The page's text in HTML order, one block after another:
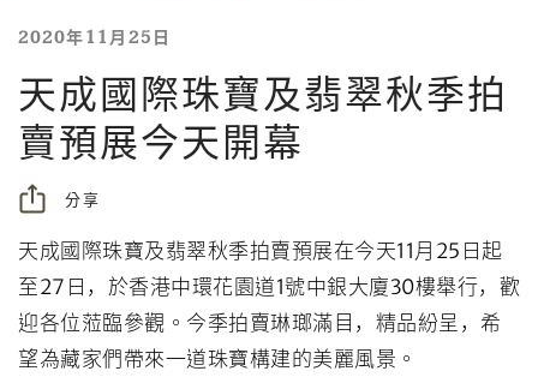
個人 公司
2020年11月25日
天成國際珠寶及翡翠秋季拍
賣預展今天開幕
分享
天成國際珠寶及翡翠秋季拍賣預展在今天11月 25 日起
至27 日，於香港中環花園道1號中銀大廈30樓舉行，歡
迎各位蒞臨參觀。今季拍賣琳瑯滿目，精品紛呈，希
望為藏家們帶來一道珠寶構建的美麗風景。